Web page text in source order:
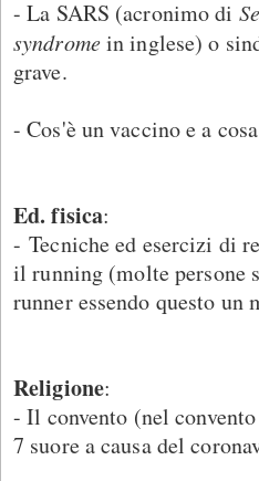
- La SARS (acronimo di
syndromein inglese) o
grave.
- Cos'è un vaccino e a
Ed. fisica:
- Tecniche ed esercizi di
il running (molte persone
runner essendo questo un
Religione:
- Il convento (nel
7 suore a causa del